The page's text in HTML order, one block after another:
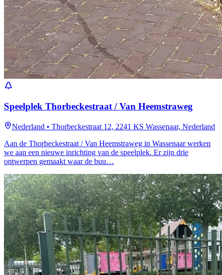
Speelplek Thorbeckestraat / Van Heemstraweg
Nederland • Thorbeckestraat 12, 2241 KS Wassenaar, Nederland
Aan de Thorbeckestraat / Van Heemstraweg in Wassenaar werken
we aan een nieuwe inrichting van de speelplek. Er zijn drie
ontwerpen gemaakt waar de buu…